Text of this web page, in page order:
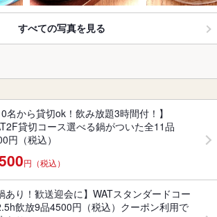
すべての写真を見る
名から貸切ok！飲み放題3時間付！】
貸切コース選べる鍋がついた全11品
円（税込）
円（税込）
あり！歓送迎会に】WATスタンダードコー
飲放9品4500円（税込）クーポン利用で